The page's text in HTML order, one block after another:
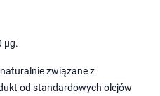
µg.
związane z
od standardowych olejów